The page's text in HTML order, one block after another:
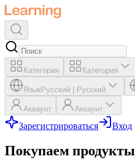
Категория Категория
ЯзыкРусский Русский
Аккаунт Аккаунт
Зарегистрироваться Вход
Покупаем продукты